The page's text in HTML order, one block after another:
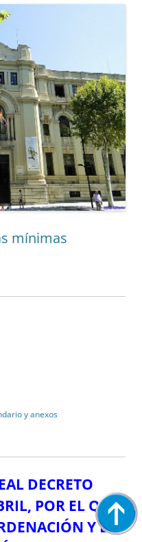
mínimas
y anexos
DECRETO
POR EL QUE
Y LAS